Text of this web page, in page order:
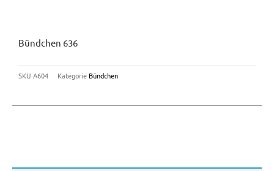
Bündchen 636
SKU A604 Kategorie Bündchen